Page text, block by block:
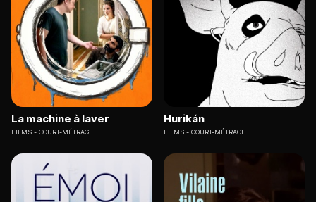
La machine à laver
FILMS COURT-MÉTRAGE
Hurikán
FILMS COURT-MÉTRAGE